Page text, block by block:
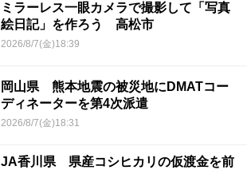
ミラーレス一眼カメラで撮影して「写真
絵日記」を作ろう 高松市
2026/8/7(金)18:39
岡山県 熊本地震の被災地にDMATコー
ディネーターを第4次派遣
2026/8/7(金)18:31
JA香川県 県産コシヒカリの仮渡金を前